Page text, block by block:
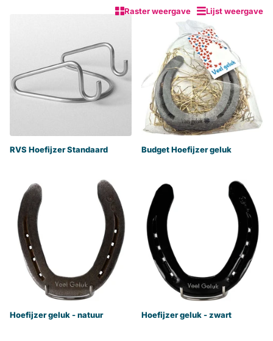
Raster weergave Lijst weergave
RVS Hoefijzer Standaard Budget Hoefijzer geluk
Hoefijzer geluk - natuur Hoefijzer geluk - zwart